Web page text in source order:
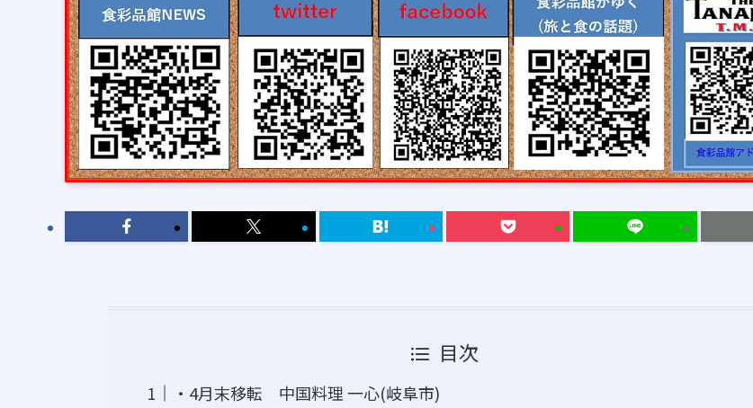
目次
・4月末移転 中国料理 一心(岐阜市)